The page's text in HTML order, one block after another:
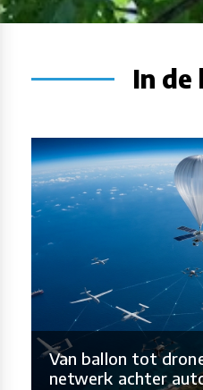
In de
Van ballon tot
netwerk achter